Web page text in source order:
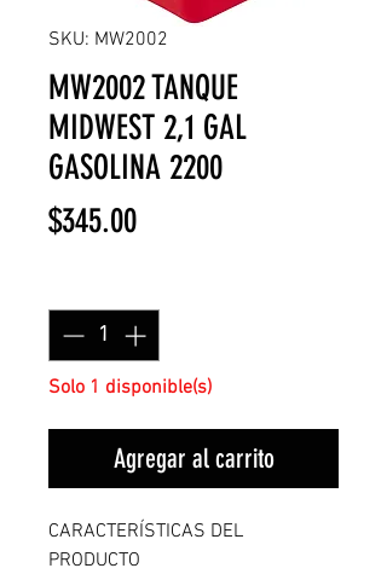
SKU: MW2002
MW2002 TANQUE
MIDWEST 2,1 GAL
GASOLINA 2200
$345.00Precio
Solo 1 disponible(s)
Agregar al carrito
CARACTERÍSTICAS DEL
PRODUCTO